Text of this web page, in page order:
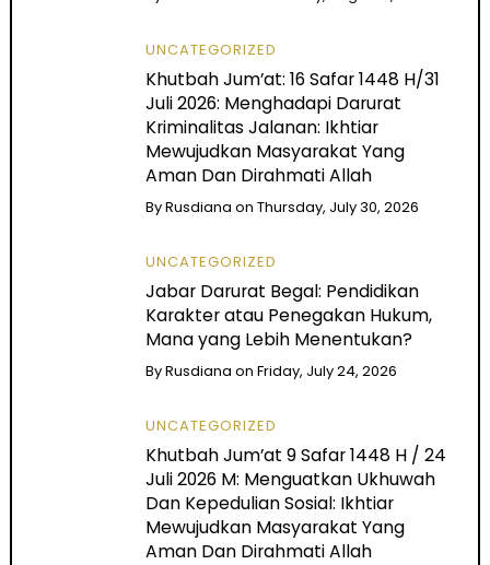
UNCATEGORIZED
Khutbah Jum’at: 16 Safar 1448 H/31
Juli 2026: Menghadapi Darurat
Kriminalitas Jalanan: Ikhtiar
Mewujudkan Masyarakat Yang
Aman Dan Dirahmati Allah
ByRusdiana onThursday, July 30, 2026
UNCATEGORIZED
Jabar Darurat Begal: Pendidikan
Karakter atau Penegakan Hukum,
Mana yang Lebih Menentukan?
ByRusdiana onFriday, July 24, 2026
UNCATEGORIZED
Khutbah Jum’at 9 Safar 1448 H / 24
Juli 2026 M: Menguatkan Ukhuwah
Dan Kepedulian Sosial: Ikhtiar
Mewujudkan Masyarakat Yang
Aman Dan Dirahmati Allah